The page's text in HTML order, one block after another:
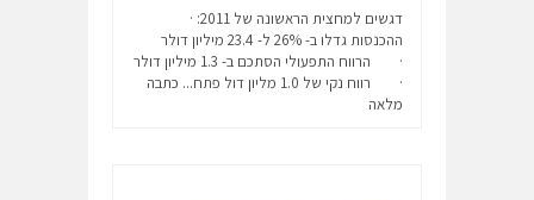
דגשים למחצית הראשונה של 2011: ·
ההכנסות גדלו ב- 26% ל- 23.4 מיליון דולר
· הרווח התפעולי הסתכם ב- 1.3 מיליון דולר
· רווח נקי של 1.0 מליון דול פתח...
כתבה
מלאה